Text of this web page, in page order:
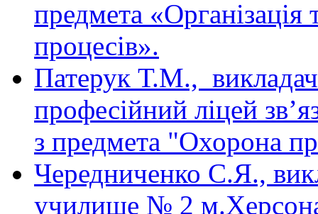
предмета «Організація
процесів».
Патерук Т.М.,
професійний ліцей
з предмета "Охорона
Чередниченко С.Я.,
училище № 2